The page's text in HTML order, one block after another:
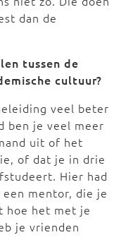
dan de
tussen de
cultuur?
veel beter
ben je veel meer
uit of het
of dat je in drie
Hier had
mentor, die je
hoe het met je
je vrienden